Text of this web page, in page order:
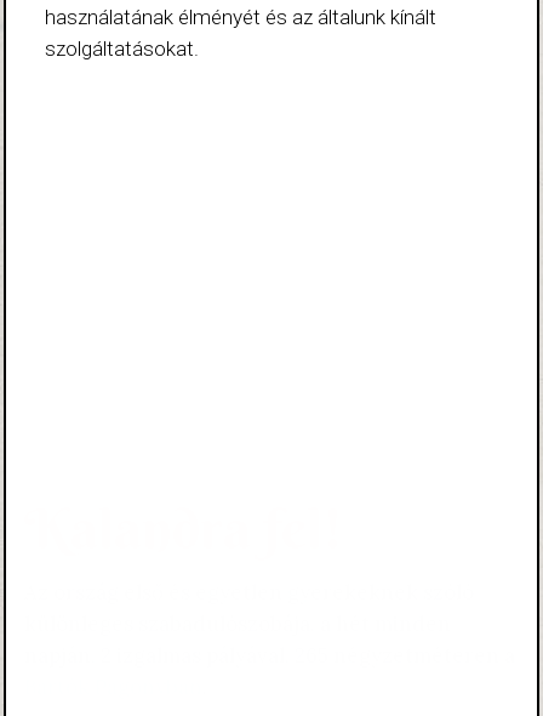
használatának élményét és az általunk kínált
szolgáltatásokat.